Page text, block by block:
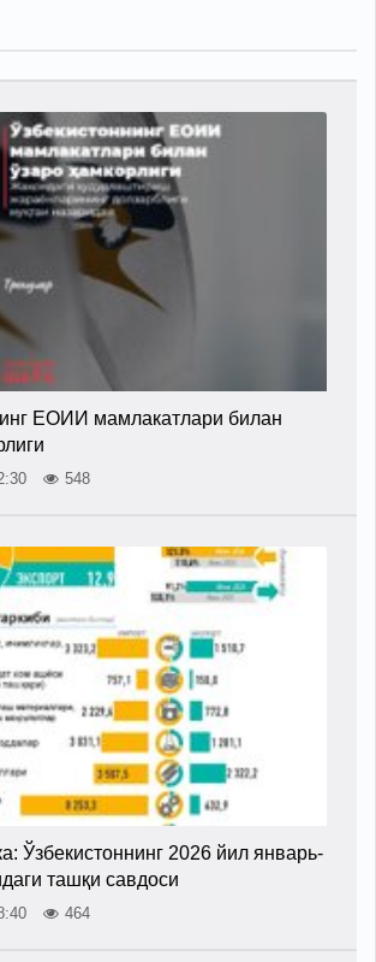
ЕОИИ мамлакатлари билан
548
Ўзбекистоннинг 2026 йил январь-
ташқи савдоси
464